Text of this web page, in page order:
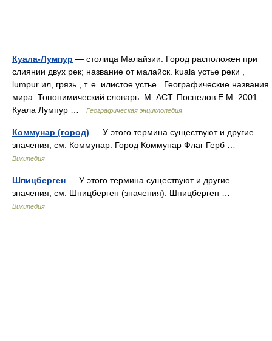
Куала-Лумпур — столица Малайзии. Город расположен при
слиянии двух рек; название от малайск. kuala устье реки ,
lumpur ил, грязь , т. е. илистое устье . Географические названия
мира: Топонимический словарь. М: АСТ. Поспелов Е.М. 2001.
Куала Лумпур …
Географическая энциклопедия
Коммунар (город) — У этого термина существуют и другие
значения, см. Коммунар. Город Коммунар Флаг Герб …
Википедия
Шпицберген — У этого термина существуют и другие
значения, см. Шпицберген (значения). Шпицберген …
Википедия